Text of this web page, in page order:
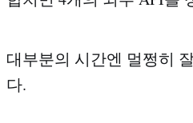
대부분의 시간엔 멀쩡히
다.